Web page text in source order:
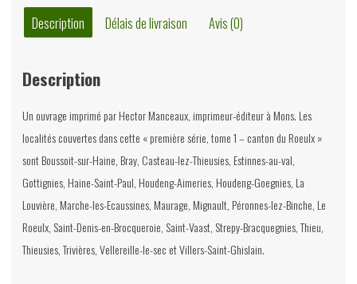
Description Délais de livraison Avis (0)
Description
Un ouvrage imprimé par Hector Manceaux, imprimeur-éditeur à Mons. Les
localités couvertes dans cette « première série, tome 1 – canton du Roeulx »
sont Boussoit-sur-Haine, Bray, Casteau-lez-Thieusies, Estinnes-au-val,
Gottignies, Haine-Saint-Paul, Houdeng-Aimeries, Houdeng-Goegnies, La
Louvière, Marche-les-Ecaussines, Maurage, Mignault, Péronnes-lez-Binche, Le
Roeulx, Saint-Denis-en-Brocqueroie, Saint-Vaast, Strepy-Bracquegnies, Thieu,
Thieusies, Trivières, Vellereille-le-sec et Villers-Saint-Ghislain.